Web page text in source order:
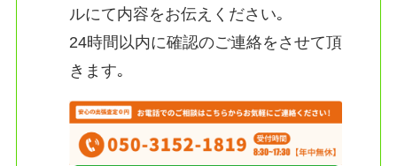
ルにて内容をお伝えください｡
24時間以内に確認のご連絡をさせて頂
きます｡